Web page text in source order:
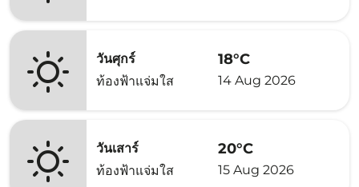
วันศุกร์
ท้องฟ้าแจ่มใส
18°C
14 Aug 2026
วันเสาร์
ท้องฟ้าแจ่มใส
20°C
15 Aug 2026